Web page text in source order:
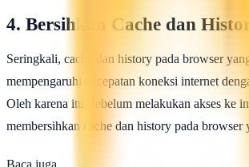
4. Bersihkan Cache dan
Seringkali, cache dan history pada browser
mempengaruhi kecepatan koneksi internet
Oleh karena itu, sebelum melakukan akses ke
membersihkan cache dan history pada browser